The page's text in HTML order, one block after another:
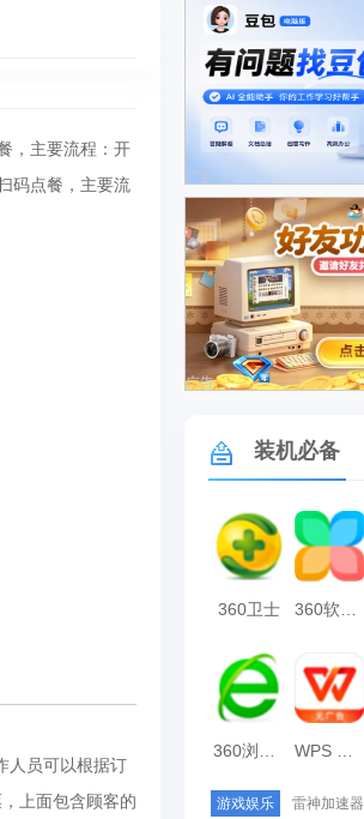
，主要流程：开
码点餐，主要流
人员可以根据订
上面包含顾客的
广告
广告
装机必备
360卫士 360软件管家
游戏娱乐 雷神加速器